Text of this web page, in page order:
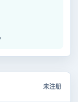
未注册